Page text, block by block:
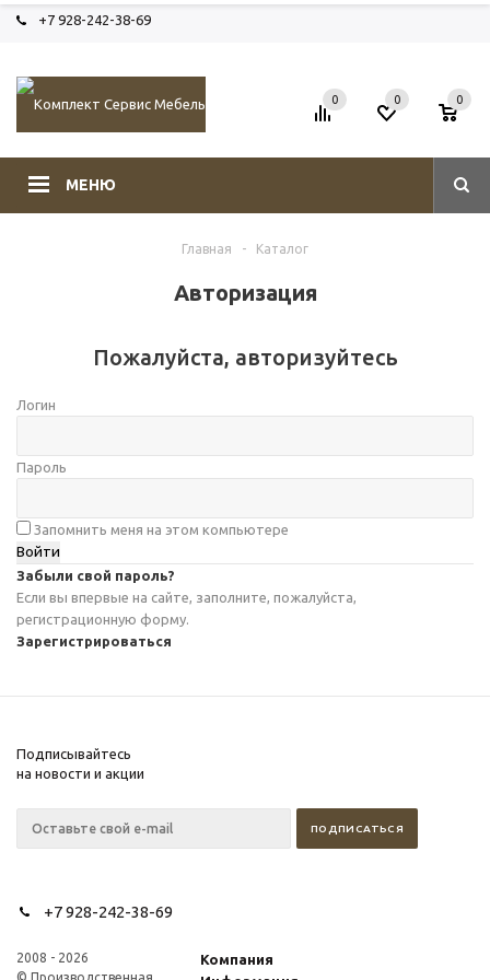
+7 928-242-38-69
МЕНЮ
0 0 0
Главная - Каталог
Авторизация
Пожалуйста, авторизуйтесь
Логин
Пароль
Запомнить меня на этом компьютере
Забыли свой пароль?
Если вы впервые на сайте, заполните, пожалуйста,
регистрационную форму.
Зарегистрироваться
Подписывайтесь
на новости и акции
+7 928-242-38-69
2008 - 2026
Компания